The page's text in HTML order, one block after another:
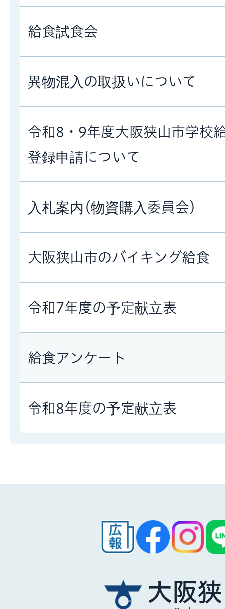
給食試食会
異物混入の取扱いについて
令和8・9年度大阪狭山市学校
登録申請について
入札案内(物資購入委員会)
大阪狭山市のバイキング給食
令和7年度の予定献立表
給食アンケート
令和8年度の予定献立表
大阪